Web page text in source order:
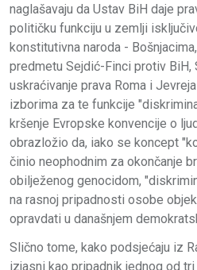
naglašavaju da Ustav BiH daje
političku funkciju u zemlji
konstitutivna naroda -
predmetu Sejdić-Finci protiv BiH,
uskraćivanje prava Roma i
izborima za te funkcije
kršenje Evropske konvencije o
obrazložio da, iako se koncept
činio neophodnim za okončanje
obilježenog genocidom,
na rasnoj pripadnosti osobe
opravdati u današnjem
Slično tome, kako podsjećaju iz
izjasni kao pripadnik jednog od